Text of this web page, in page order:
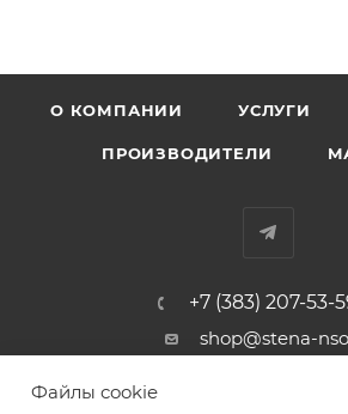
О КОМПАНИИ УСЛУГИ
ПРОИЗВОДИТЕЛИ
+7 (383) 207-53-
shop@stena-
г.Новосибирск
Файлы cookie